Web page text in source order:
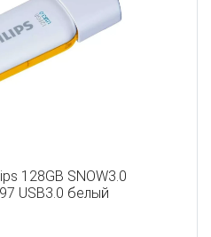
128GB SNOW3.0
USB3.0 белый